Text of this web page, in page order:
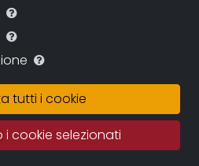
in mezzo a noi e
la loro lingua e le
tracce, il regista Marco
patria, l'Albania, che hanno
Ma anche lì le tracce
cancellate e la loro memoria
tutti i cookie
cookie selezionati